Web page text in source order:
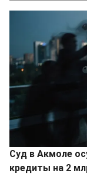
Суд в Акмоле
кредиты на 2